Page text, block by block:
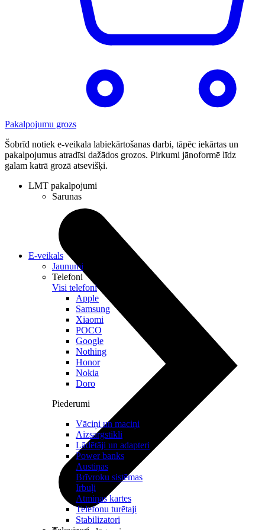
Pakalpojumu grozs
Šobrīd notiek e-veikala labiekārtošanas darbi, tāpēc iekārtas un
pakalpojumus atradīsi dažādos grozos. Pirkumi jānoformē līdz
galam katrā grozā atsevišķi.
LMT pakalpojumi
Sarunas
E-veikals
Jaunumi
Telefoni
Visi telefoni
Apple
Samsung
Xiaomi
POCO
Google
Nothing
Honor
Nokia
Doro
Piederumi
Vāciņi un maciņi
Aizsargstikli
Lādētāji un adapteri
Power banks
Austiņas
Brīvroku sistēmas
Irbuļi
Atmiņas kartes
Telefonu turētaji
Stabilizatori